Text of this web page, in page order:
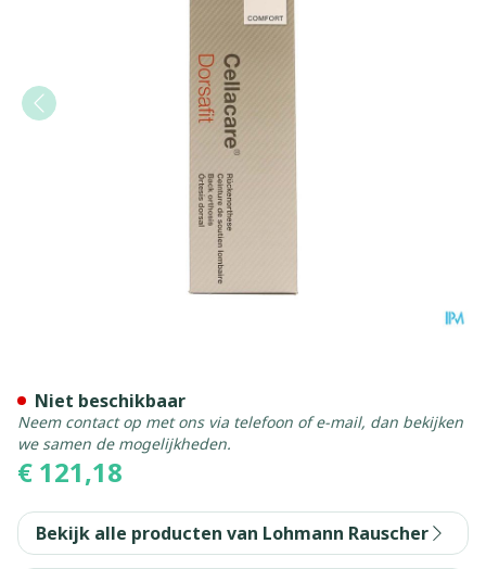
€ 121,18
Niet beschikbaar
Neem contact op met ons via telefoon of e-mail, dan bekijken
we samen de mogelijkheden.
Bekijk alle producten van Lohmann Rauscher